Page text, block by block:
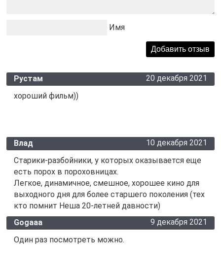
Имя
Рустам
20 декабря 2021
хороший фильм))
Влад
10 декабря 2021
Старики-разбойники, у которых оказывается еще
есть порох в пороховницах.
Легкое, динамичное, смешное, хорошее кино для
выходного дня для более старшего поколения (тех
кто помнит Неша 20-летней давности)
Gogaaa
9 декабря 2021
Один раз посмотреть можно.